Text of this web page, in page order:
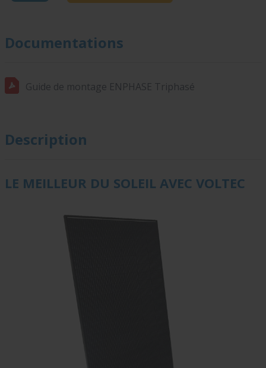
Documentations
Guide de montage ENPHASE Triphasé
Description
LE MEILLEUR DU SOLEIL AVEC VOLTEC